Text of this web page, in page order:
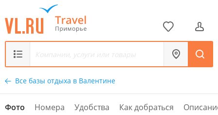
Все базы отдыха в Валентине
Фото Номера Удобства Как добраться